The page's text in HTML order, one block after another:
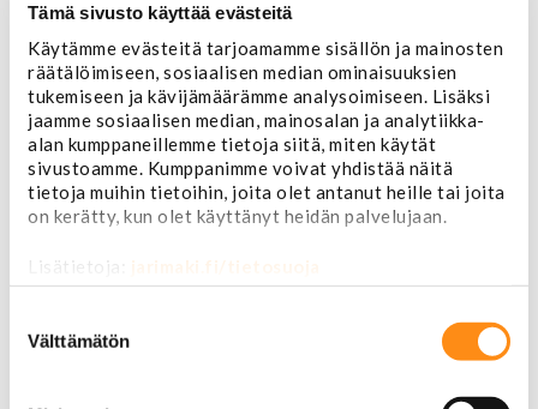
Tämä sivusto käyttää evästeitä
Käytämme evästeitä tarjoamamme sisällön ja mainosten
räätälöimiseen, sosiaalisen median ominaisuuksien
tukemiseen ja kävijämäärämme analysoimiseen. Lisäksi
jaamme sosiaalisen median, mainosalan ja analytiikka-
alan kumppaneillemme tietoja siitä, miten käytät
sivustoamme. Kumppanimme voivat yhdistää näitä
tietoja muihin tietoihin, joita olet antanut heille tai joita
on kerätty, kun olet käyttänyt heidän palvelujaan.
Lisätietoja: jarimaki.fi/tietosuoja
valinta
Välttämätön
5,90 €